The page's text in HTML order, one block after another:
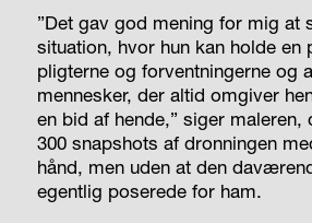
”Det gav god mening for mig at
situation, hvor hun kan holde en
pligterne og forventningerne og
mennesker, der altid omgiver
en bid af hende,” siger
300 snapshots af dronningen
hånd, men uden at den
egentlig poserede for ham.